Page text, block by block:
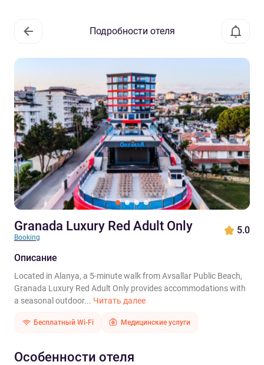
Подробности отеля
Granada Luxury Red Adult Only
Booking
5.0
Описание
Located in Alanya, a 5-minute walk from Avsallar Public Beach,
Granada Luxury Red Adult Only provides accommodations with
a seasonal outdoor... Читать далее
Бесплатный Wi-Fi Медицинские услуги
Особенности отеля